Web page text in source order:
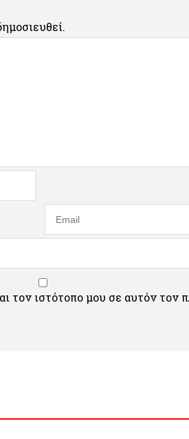
τον ιστότοπο μου σε αυτόν τον